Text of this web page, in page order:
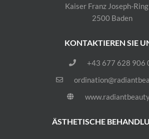
Kaiser Franz Joseph-
2500 Baden
KONTAKTIEREN SIE
+43 677 628 906
ÄSTHETISCHE